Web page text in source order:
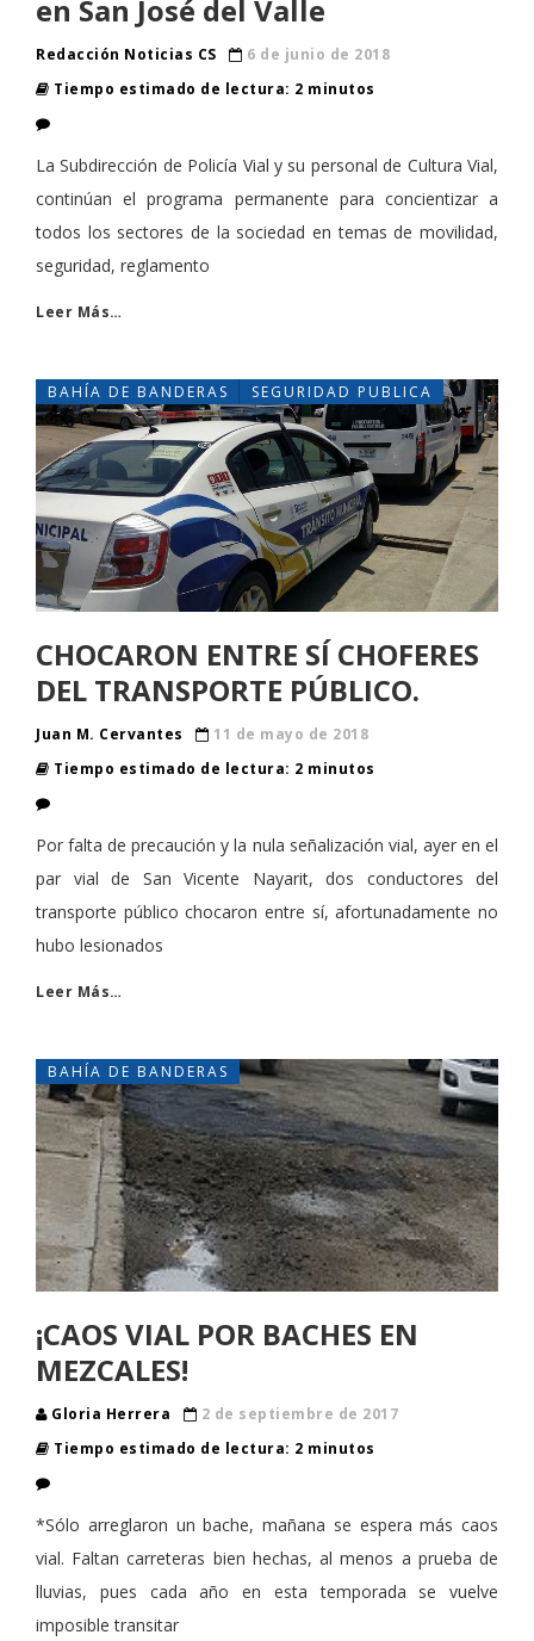
en San José del Valle
Redacción Noticias CS
6 de junio de 2018
Tiempo estimado de lectura: 2 minutos
La Subdirección de Policía Vial y su personal de Cultura Vial,
continúan el programa permanente para concientizar a
todos los sectores de la sociedad en temas de movilidad,
seguridad, reglamento
Leer Más…
BAHÍA DE BANDERAS SEGURIDAD PUBLICA
CHOCARON ENTRE SÍ CHOFERES
DEL TRANSPORTE PÚBLICO.
Juan M. Cervantes
11 de mayo de 2018
Tiempo estimado de lectura: 2 minutos
Por falta de precaución y la nula señalización vial, ayer en el
par vial de San Vicente Nayarit, dos conductores del
transporte público chocaron entre sí, afortunadamente no
hubo lesionados
Leer Más…
BAHÍA DE BANDERAS
¡CAOS VIAL POR BACHES EN
MEZCALES!
Gloria Herrera
2 de septiembre de 2017
Tiempo estimado de lectura: 2 minutos
*Sólo arreglaron un bache, mañana se espera más caos
vial. Faltan carreteras bien hechas, al menos a prueba de
lluvias, pues cada año en esta temporada se vuelve
imposible transitar